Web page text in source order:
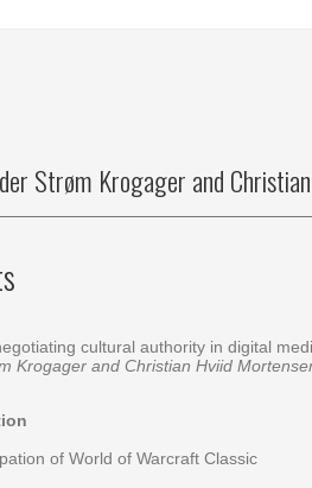
Strøm Krogager and
cultural authority in digital
Krogager and Christian Hviid
of World of Warcraft Classic